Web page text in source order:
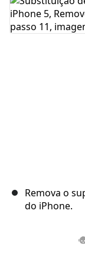
Remova o
do iPhone.